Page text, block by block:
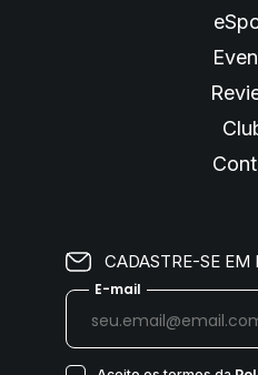
CADASTRE-SE EM
E-mail